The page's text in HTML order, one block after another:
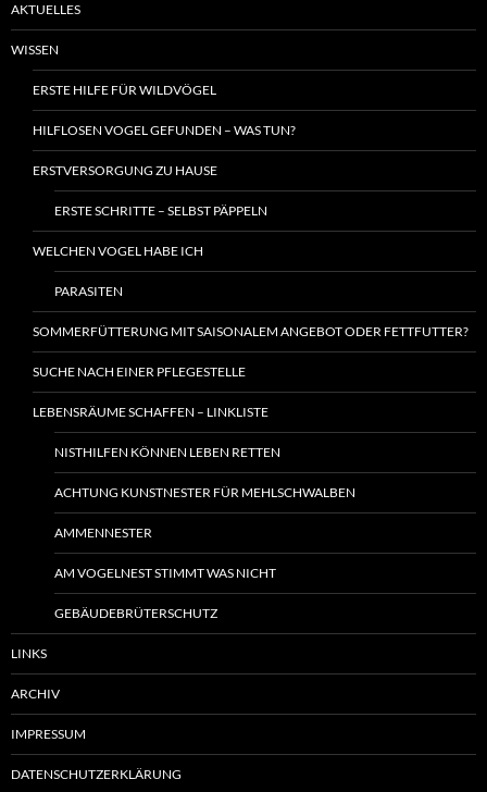
AKTUELLES
WISSEN
ERSTE HILFE FÜR WILDVÖGEL
HILFLOSEN VOGEL GEFUNDEN – WAS TUN?
ERSTVERSORGUNG ZU HAUSE
ERSTE SCHRITTE – SELBST PÄPPELN
WELCHEN VOGEL HABE ICH
PARASITEN
SOMMERFÜTTERUNG MIT SAISONALEM ANGEBOT ODER FETTFUTTER?
SUCHE NACH EINER PFLEGESTELLE
LEBENSRÄUME SCHAFFEN – LINKLISTE
NISTHILFEN KÖNNEN LEBEN RETTEN
ACHTUNG KUNSTNESTER FÜR MEHLSCHWALBEN
AMMENNESTER
AM VOGELNEST STIMMT WAS NICHT
GEBÄUDEBRÜTERSCHUTZ
LINKS
ARCHIV
IMPRESSUM
DATENSCHUTZERKLÄRUNG